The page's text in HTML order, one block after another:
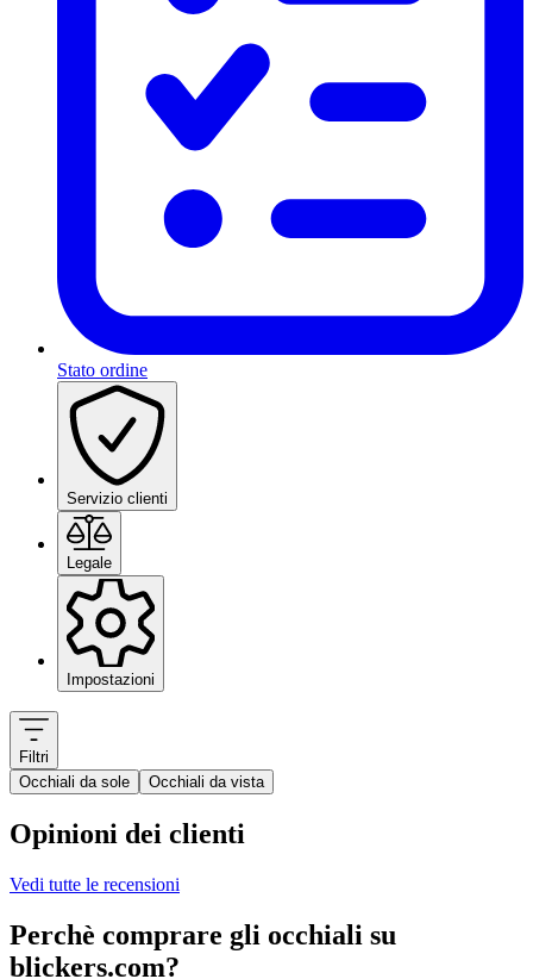
Stato ordine
Servizio clienti
Legale
Impostazioni
Filtri
Occhiali da sole
Occhiali da vista
Opinioni dei clienti
Vedi tutte le recensioni
Perchè comprare gli occhiali su
blickers.com?